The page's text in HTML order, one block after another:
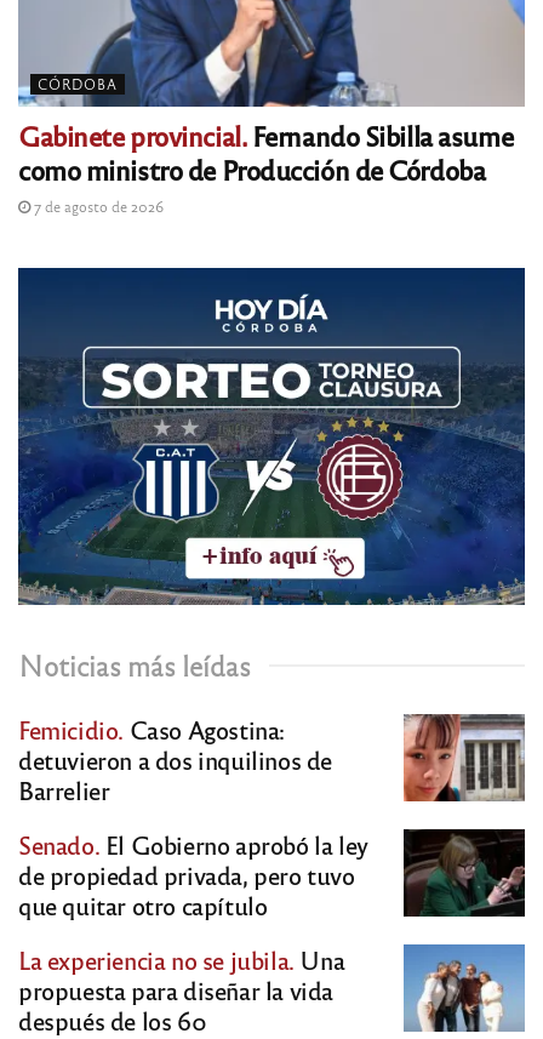
CÓRDOBA
Gabinete provincial.Fernando Sibilla asume
como ministro de Producción de Córdoba
7 de agosto de 2026
Noticias más leídas
Femicidio. Caso Agostina:
detuvieron a dos inquilinos de
Barrelier
Senado. El Gobierno aprobó la ley
de propiedad privada, pero tuvo
que quitar otro capítulo
La experiencia no se jubila. Una
propuesta para diseñar la vida
después de los 60